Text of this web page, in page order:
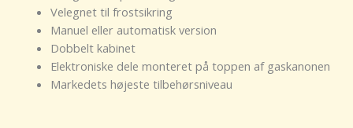
Velegnet til frostsikring
Manuel eller automatisk version
Dobbelt kabinet
Elektroniske dele monteret på toppen af gaskanonen
Markedets højeste tilbehørsniveau